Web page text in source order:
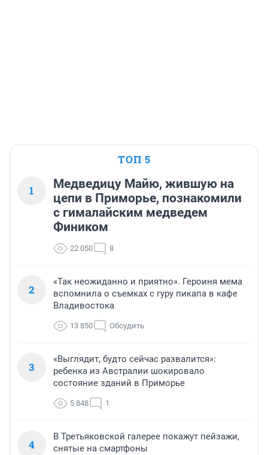
ТОП 5
1
Медведицу Майю, жившую на
цепи в Приморье, познакомили
с гималайским медведем
Фиником
22 050 8
2
«Так неожиданно и приятно». Героиня мема
вспомнила о съемках с гуру пикапа в кафе
Владивостока
13 850 Обсудить
3
«Выглядит, будто сейчас развалится»:
ребенка из Австралии шокировало
состояние зданий в Приморье
5 848 1
4
В Третьяковской галерее покажут пейзажи,
снятые на смартфоны